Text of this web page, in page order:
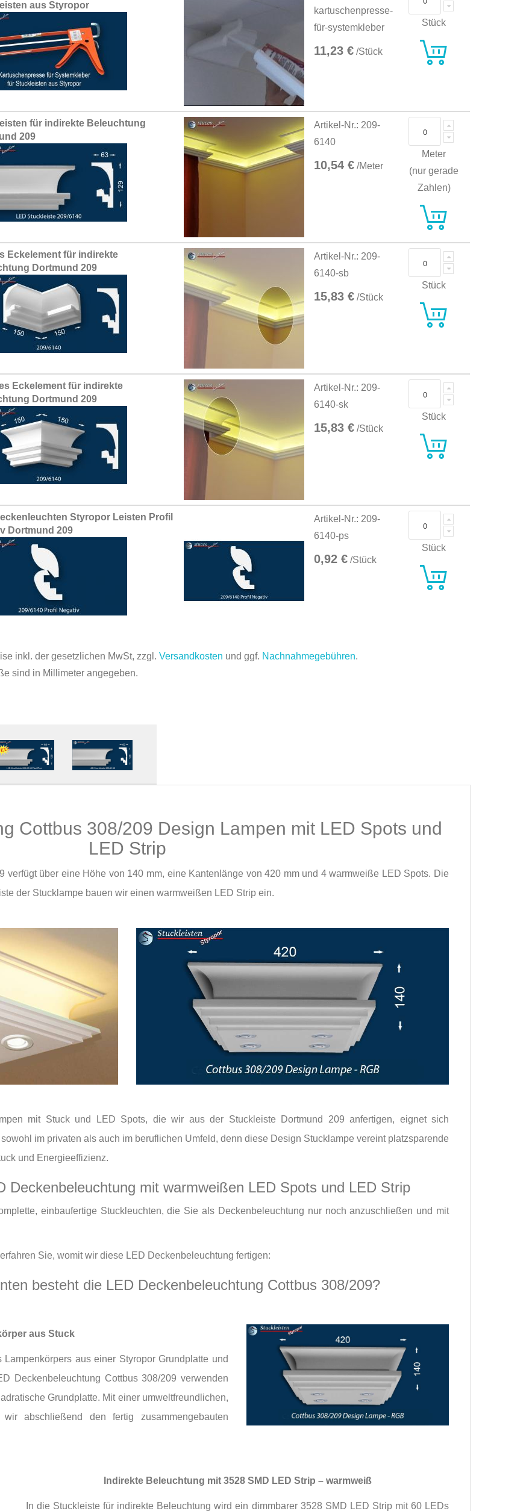
aus Styropor
kartuschenpresse-
für-systemkleber
11,23 € /Stück
Stück
für indirekte Beleuchtung
209
Artikel-Nr.: 209-
6140
10,54 € /Meter
Meter
(nur gerade
Zahlen)
Eckelement für indirekte
Dortmund 209
Artikel-Nr.: 209-
6140-sb
15,83 € /Stück
Stück
Eckelement für indirekte
Dortmund 209
Artikel-Nr.: 209-
6140-sk
15,83 € /Stück
Stück
Styropor Leisten Profil
Dortmund 209
Artikel-Nr.: 209-
6140-ps
0,92 € /Stück
Stück
inkl. der gesetzlichen MwSt, zzgl.Versandkosten und ggf. Nachnahmegebühren.
sind in Millimeter angegeben.
Cottbus 308/209 Design Lampen mit LED Spots und
LED Strip
verfügt über eine Höhe von 140 mm, eine Kantenlänge von 420 mm und 4 warmweiße LED Spots. Die
der Stucklampe bauen wir einen warmweißen LED Strip ein.
mit Stuck und LED Spots, die wir aus der Stuckleiste Dortmund 209 anfertigen, eignet sich
im privaten als auch im beruflichen Umfeld, denn diese Design Stucklampe vereint platzsparende
und Energieeffizienz.
Deckenbeleuchtung mit warmweißen LED Spots und LED Strip
einbaufertige Stuckleuchten, die Sie als Deckenbeleuchtung nur noch anzuschließen und mit
Sie, womit wir diese LED Deckenbeleuchtung fertigen:
besteht die LED Deckenbeleuchtung Cottbus 308/209?
aus Stuck
aus einer Styropor Grundplatte und
Deckenbeleuchtung Cottbus 308/209 verwenden
Grundplatte. Mit einer umweltfreundlichen,
abschließend den fertig zusammengebauten
Indirekte Beleuchtung mit 3528 SMD LED Strip – warmweiß
In die Stuckleiste für indirekte Beleuchtung wird ein dimmbarer 3528 SMD LED Strip mit 60 LEDs